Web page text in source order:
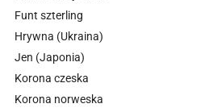
Funt szterling
Hrywna (Ukraina)
Jen (Japonia)
Korona czeska
Korona norweska